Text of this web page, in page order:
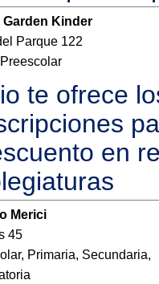
Garden Kinder
Parque 122
te ofrece
en
Merici
45
Primaria, Secundaria,